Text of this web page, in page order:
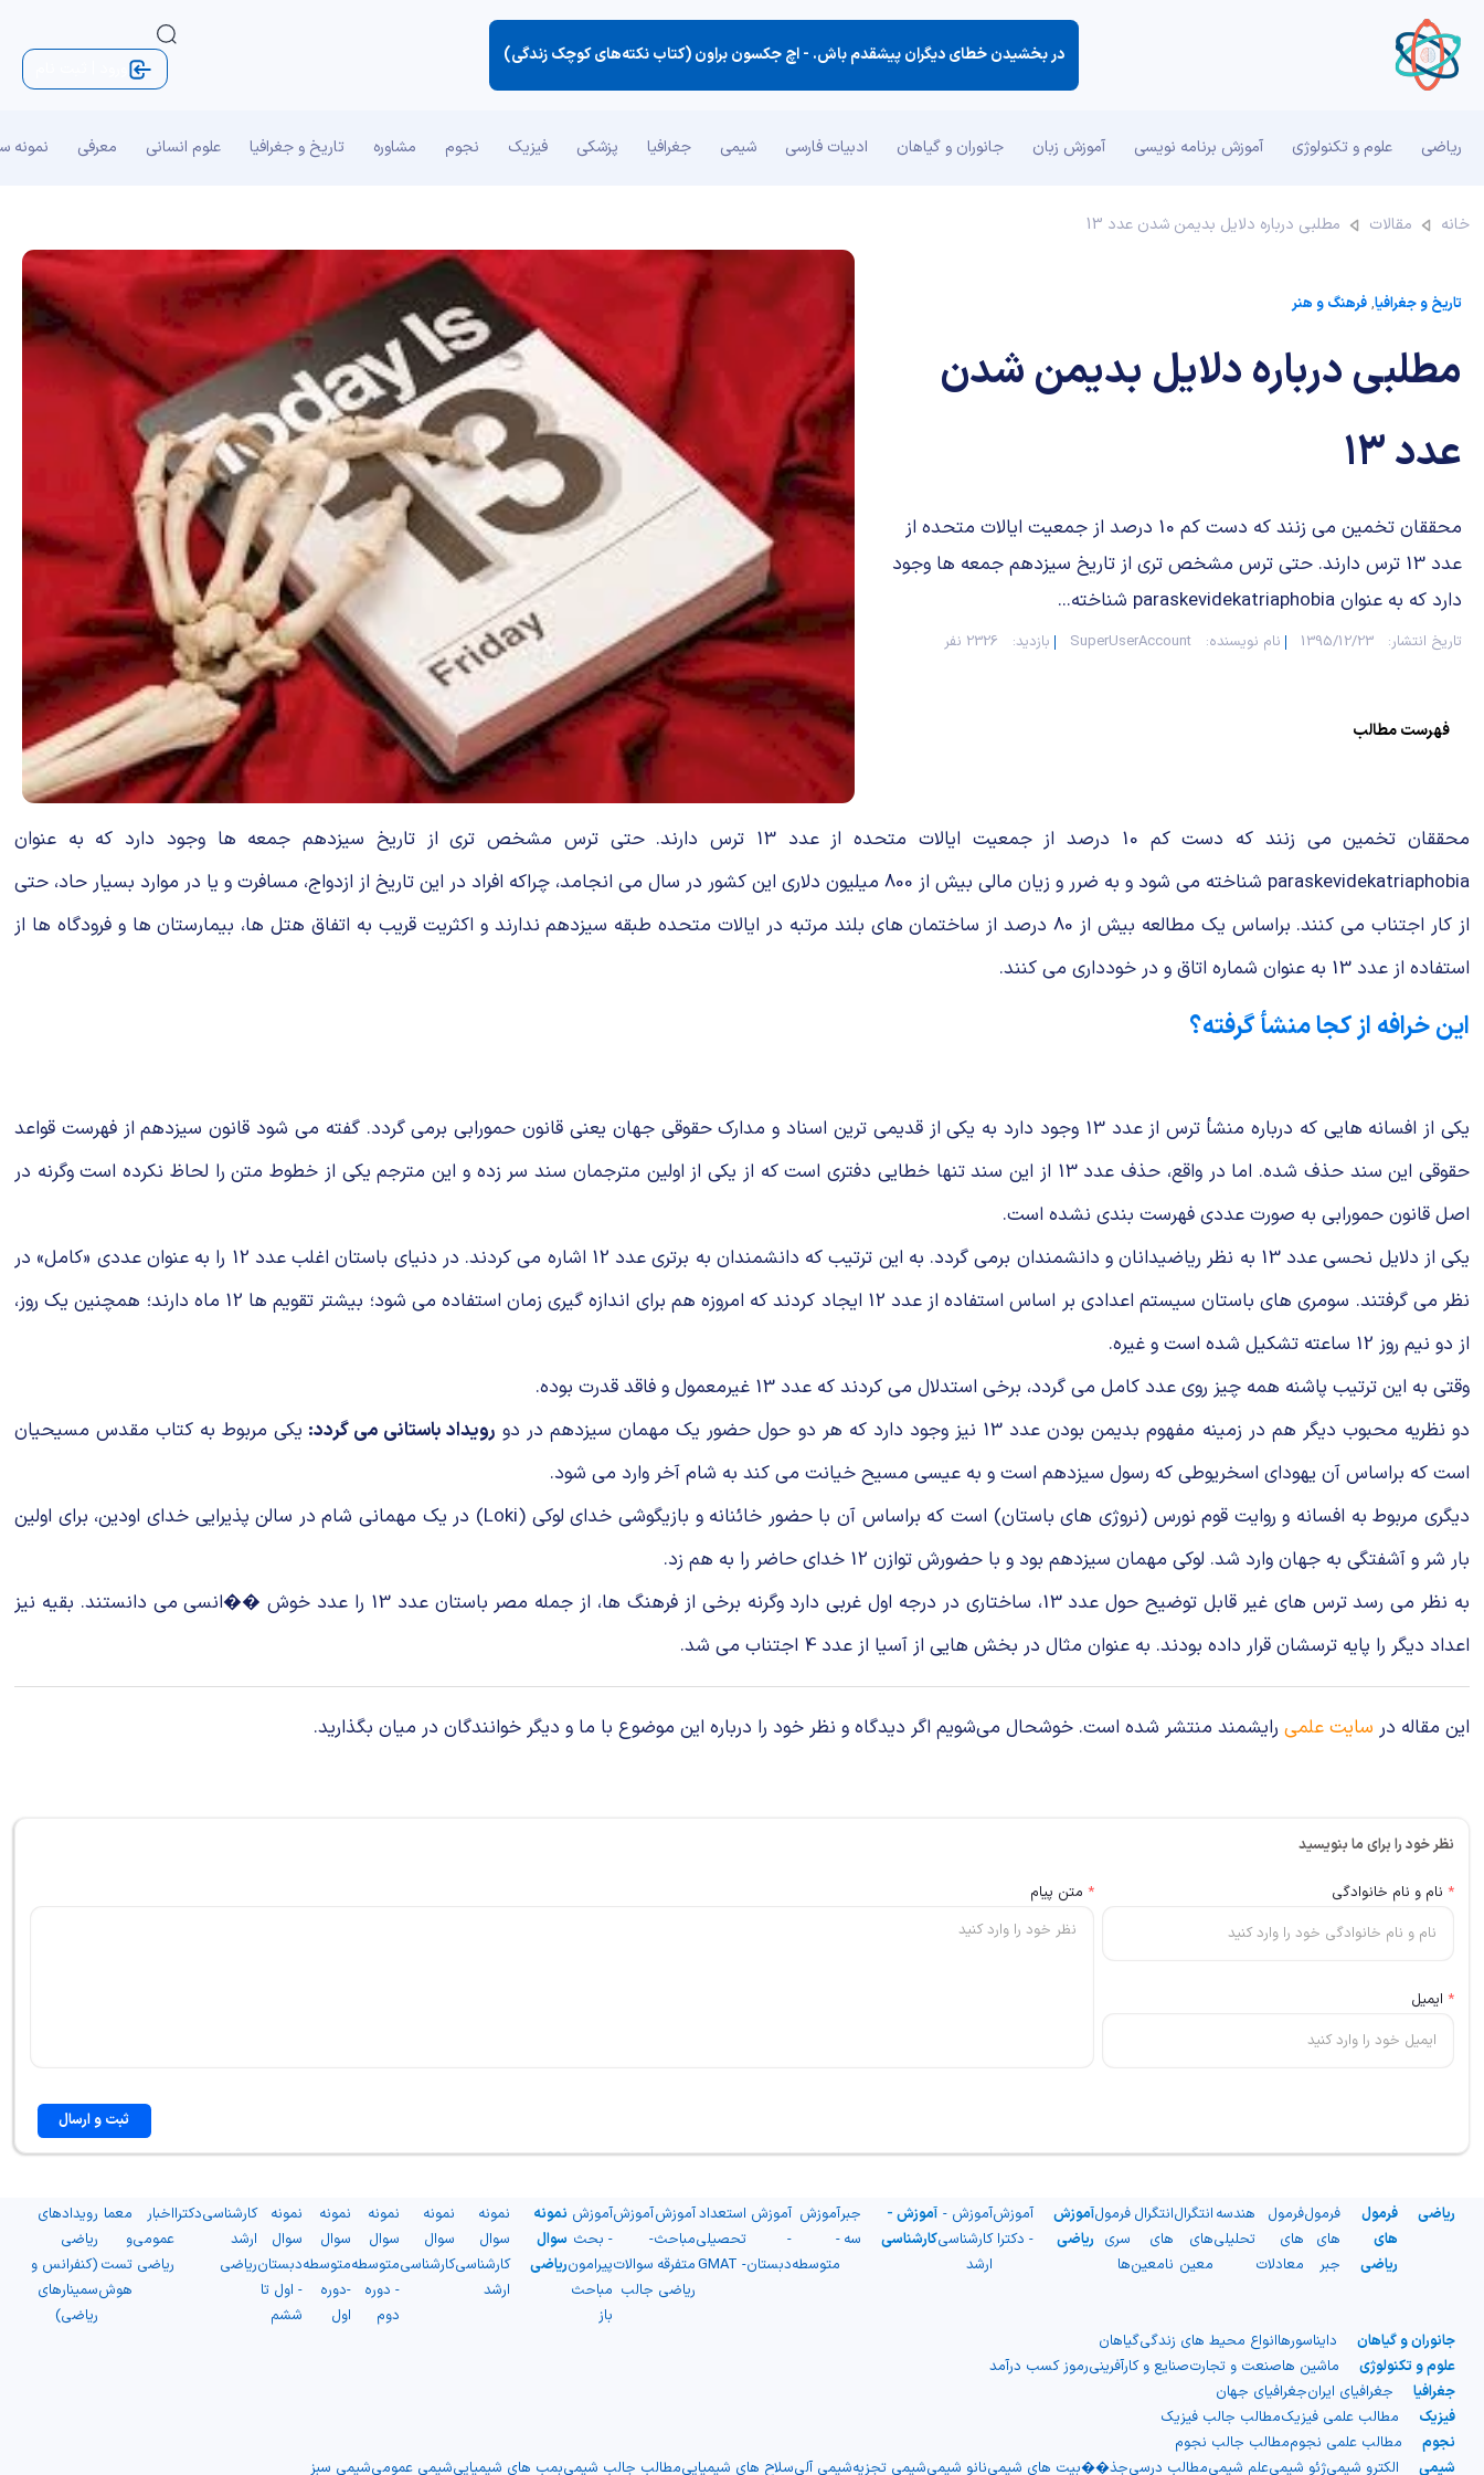
در بخشیدن خطای دیگران پیشقدم باش. -اچ جکسون براون (کتاب نکته‌های کوچک زندگی)
ریاضی علوم و تکنولوژی آموزش برنامه نویسی آموزش زبان جانوران و گیاهان ادبیات فارسی شیمی جغرافیا پزشکی فیزیک نجوم مشاوره تاریخ و جغرافیا علوم انسانی معرفی نمونه
خانه مقالات مطلبی درباره دلایل بدیمن شدن عدد 13
تاریخ و جغرافیا,فرهنگ و هنر
مطلبی درباره دلایل بدیمن شدن
عدد 13
محققان تخمین می زنند که دست کم 10 درصد از جمعیت ایالات متحده از
عدد 13 ترس دارند. حتی ترس مشخص تری از تاریخ سیزدهم جمعه ها وجود
دارد که به عنوان paraskevidekatriaphobia شناخته...
تاریخ انتشار: 1395/12/23 نام نویسنده: SuperUserAccount بازدید: 2326 نفر
فهرست مطالب
محققان تخمین می زنند که دست کم 10 درصد از جمعیت ایالات متحده از عدد 13 ترس دارند. حتی ترس مشخص تری از تاریخ سیزدهم جمعه ها وجود دارد که به عنوان
paraskevidekatriaphobia شناخته می شود و به ضرر و زیان مالی بیش از 800 میلیون دلاری این کشور در سال می انجامد، چراکه افراد در این تاریخ از ازدواج، مسافرت و یا در موارد بسیار حاد، حتی
از کار اجتناب می کنند. براساس یک مطالعه بیش از 80 درصد از ساختمان های بلند مرتبه در ایالات متحده طبقه سیزدهم ندارند و اکثریت قریب به اتفاق هتل ها، بیمارستان ها و فرودگاه ها از
استفاده از عدد 13 به عنوان شماره اتاق و در خودداری می کنند.
این خرافه از کجا منشأ گرفته؟
یکی از افسانه هایی که درباره منشأ ترس از عدد 13 وجود دارد به یکی از قدیمی ترین اسناد و مدارک حقوقی جهان یعنی قانون حمورابی برمی گردد. گفته می شود قانون سیزدهم از فهرست قواعد
حقوقی این سند حذف شده. اما در واقع، حذف عدد 13 از این سند تنها خطایی دفتری است که از یکی از اولین مترجمان سند سر زده و این مترجم یکی از خطوط متن را لحاظ نکرده است وگرنه در
اصل قانون حمورابی به صورت عددی فهرست بندی نشده است.
یکی از دلایل نحسی عدد 13 به نظر ریاضیدانان و دانشمندان برمی گردد. به این ترتیب که دانشمندان به برتری عدد 12 اشاره می کردند. در دنیای باستان اغلب عدد 12 را به عنوان عددی «کامل» در
نظر می گرفتند. سومری های باستان سیستم اعدادی بر اساس استفاده از عدد 12 ایجاد کردند که امروزه هم برای اندازه گیری زمان استفاده می شود؛ بیشتر تقویم ها 12 ماه دارند؛ همچنین یک روز،
از دو نیم روز 12 ساعته تشکیل شده است و غیره.
وقتی به این ترتیب پاشنه همه چیز روی عدد کامل می گردد، برخی استدلال می کردند که عدد 13 غیرمعمول و فاقد قدرت بوده.
دو نظریه محبوب دیگر هم در زمینه مفهوم بدیمن بودن عدد 13 نیز وجود دارد که هر دو حول حضور یک مهمان سیزدهم در دو
رویداد باستانی می گردد: یکی مربوط به کتاب مقدس مسیحیان
است که براساس آن یهودای اسخریوطی که رسول سیزدهم است و به عیسی مسیح خیانت می کند به شام آخر وارد می شود.
دیگری مربوط به افسانه و روایت قوم نورس (نروژی های باستان) است که براساس آن با حضور خائنانه و بازیگوشی خدای لوکی (Loki) در یک مهمانی شام در سالن پذیرایی خدای اودین، برای اولین
بار شر و آشفتگی به جهان وارد شد. لوکی مهمان سیزدهم بود و با حضورش توازن 12 خدای حاضر را به هم زد.
به نظر می رسد ترس های غیر قابل توضیح حول عدد 13، ساختاری در درجه اول غربی دارد وگرنه برخی از فرهنگ ها، از جمله مصر باستان عدد 13 را عدد خوش ��انسی می دانستند. بقیه نیز
اعداد دیگر را پایه ترسشان قرار داده بودند. به عنوان مثال در بخش هایی از آسیا از عدد 4 اجتناب می شد.
این مقاله در سایت علمی رایشمند منتشر شده است. خوشحال می‌شویم اگر دیدگاه و نظر خود را درباره این موضوع با ما و دیگر خوانندگان در میان بگذارید.
نظر خود را برای ما بنویسید
* نام و نام خانوادگی
* ایمیل
* متن پیام
ثبت و ارسال
ریاضی
فرمول
های
ریاضی
فرمول
های
جبر
فرمول
های
معادلات
هندسه
تحلیلی
انتگرال
های
معین
انتگرال
های
نامعین
فرمول
سری
ها
آموزش
ریاضی
آموزش
- دکترا
آموزش -
کارشناسی
ارشد
آموزش -
کارشناسی
جبر
سه
آموزش
-
متوسطه
آموزش
-
دبستان
استعداد
تحصیلی
- GMAT
آموزش
مباحث
متفرقه
ریاضی
آموزش
-
سوالات
جالب
آموزش
- بحث
پیرامون
مباحث
باز
نمونه
سوال
ریاضی
نمونه
سوال
کارشناسی
ارشد
نمونه
سوال
کارشناسی
نمونه
سوال
متوسطه
- دوره
دوم
نمونه
سوال
متوسطه
-دوره
اول
نمونه
سوال
دبستان
- اول تا
ششم
کارشناسی
ارشد
ریاضی
دکترااخبار
عمومی
ریاضی
معما
و
تست
هوش
رویدادهای
ریاضی
(کنفرانس و
سمینارهای
ریاضی)
جانوران و گیاهان
دایناسورهاانواع محیط های زندگیگیاهان
علوم و تکنولوژی
ماشین هاصنعت و تجارتصنایع و کارآفرینیرموز کسب درآمد
جغرافیا
جغرافیای ایرانجغرافیای جهان
فیزیک
مطالب علمی فیزیکمطالب جالب فیزیک
نجوم
مطالب علمی نجوممطالب جالب نجوم
شیمی
الکترو شیمیژئو شیمیعلم شیمیمطالب درسیجذ��بیت های شیمینانو شیمیشیمی تجزیهشیمی آلیسلاح های شیمیاییمطالب جالب شیمیبمب های شیمیاییشیمی عمومیشیمی سبز